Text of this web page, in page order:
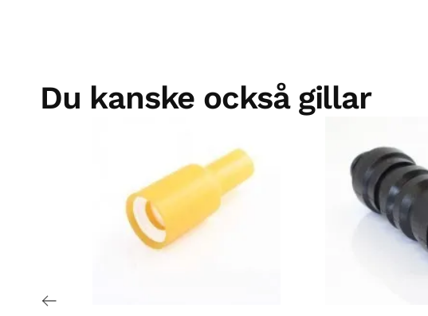
Du kanske också gillar